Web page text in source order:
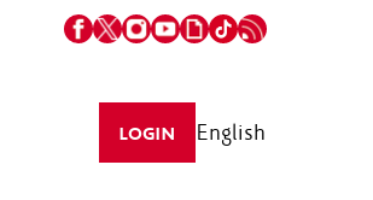
LOGIN English